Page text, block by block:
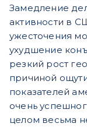
Замедление
активности в
ужесточения
ухудшение
резкий рост
причиной
показателей
очень
целом весьма